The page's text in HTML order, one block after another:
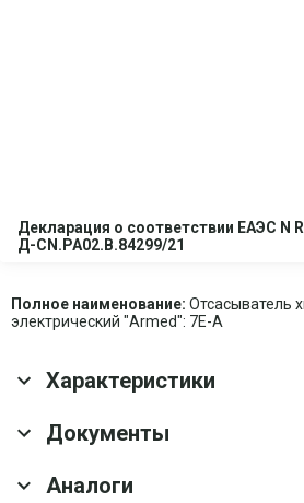
Декларация о соответствии ЕАЭС N
Д-CN.PA02.B.84299/21
Полное наименование: Отсасыватель
электрический "Armed": 7E-A
Характеристики
Основные характеристики
Гарантия
Документы
Скачать все документы
Аналоги